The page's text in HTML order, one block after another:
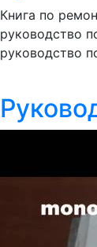
Книга по
руководство
руководство